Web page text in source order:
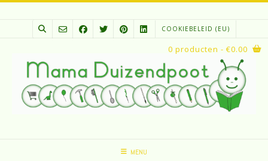
Spring
COOKIEBELEID (EU)
MENU
0 producten - €0.00